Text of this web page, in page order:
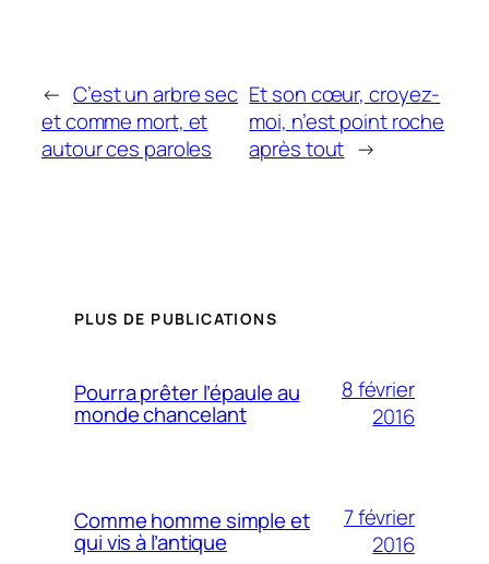
← C’est un arbre sec
et comme mort, et
autour ces paroles
Et son cœur, croyez-
moi, n’est point roche
après tout →
PLUS DE PUBLICATIONS
Pourra prêter l’épaule au
monde chancelant
8 février
2016
Comme homme simple et
qui vis à l’antique
7 février
2016